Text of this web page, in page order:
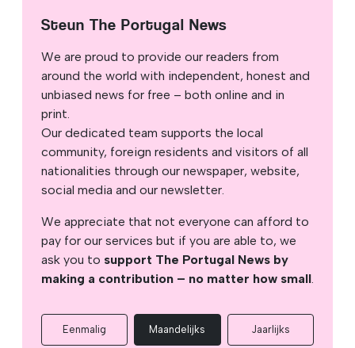
Steun The Portugal News
We are proud to provide our readers from
around the world with independent, honest and
unbiased news for free – both online and in
print.
Our dedicated team supports the local
community, foreign residents and visitors of all
nationalities through our newspaper, website,
social media and our newsletter.
We appreciate that not everyone can afford to
pay for our services but if you are able to, we
ask you to support The Portugal News by
making a contribution – no matter how small.
Eenmalig Maandelijks Jaarlijks